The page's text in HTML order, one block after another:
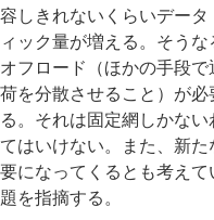
容しきれないくらいデータ
ィック量が増える。そうな
オフロード（ほかの手段で
荷を分散させること）が必
る。それは固定網しかな
てはいけない。また、新
要になってくるとも考え
題を指摘する。